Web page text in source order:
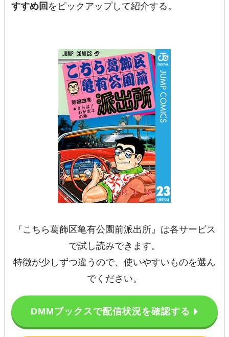
すすめ回 をピックアップして紹介する。
『こちら葛飾区亀有公園前派出所』は各サービス
で試し読みできます。
特徴が少しずつ違うので、使いやすいものを選ん
でください。
DMMブックスで配信状況を確認する